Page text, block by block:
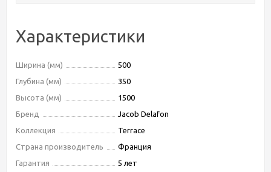
Характеристики
Ширина (мм)
500
Глубина (мм)
350
Высота (мм)
1500
Бренд
Jacob Delafon
Коллекция
Terrace
Страна производитель
Франция
Гарантия
5 лет